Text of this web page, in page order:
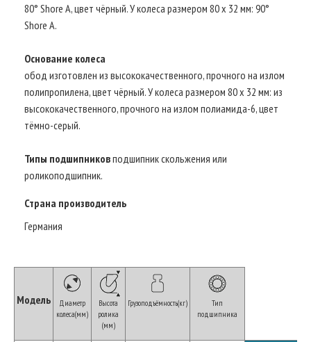
80° Shore A, цвет чёрный. У колеса размером 80 x 32 мм: 90°
Shore A.
Основание колеса
обод изготовлен из высококачественного, прочного на излом
полипропилена, цвет чёрный. У колеса размером 80 x 32 мм: из
высококачественного, прочного на излом полиамида-6, цвет
тёмно-серый.
Типы подшипниковподшипник скольжения или
роликоподшипник.
Страна производитель
Германия
Модель
Диаметр
колеса(мм)
Высота
ролика
(мм)
Грузоподъёмность(кг)
Тип
подшипника